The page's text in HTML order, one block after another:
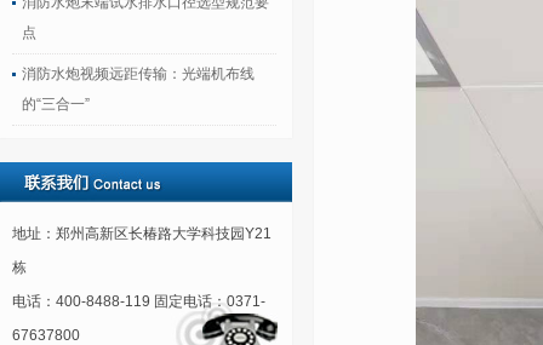
点
消防水炮视频远距传输：光端机布线
的“三合一”
地址：郑州高新区长椿路大学科技园Y21
栋
电话：400-8488-119 固定电话：0371-
67637800